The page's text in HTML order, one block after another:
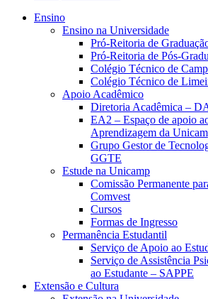
Ensino
Ensino na Universidade
Pró-Reitoria de
Pró-Reitoria de Pós-
Colégio Técnico de
Colégio Técnico de
Apoio Acadêmico
Diretoria Acadêmica –
EA2 – Espaço de apoio
Aprendizagem da
Grupo Gestor de
GGTE
Estude na Unicamp
Comissão Permanente
Comvest
Cursos
Formas de Ingresso
Permanência Estudantil
Serviço de Apoio ao
Serviço de Assistência
ao Estudante – SAPPE
Extensão e Cultura